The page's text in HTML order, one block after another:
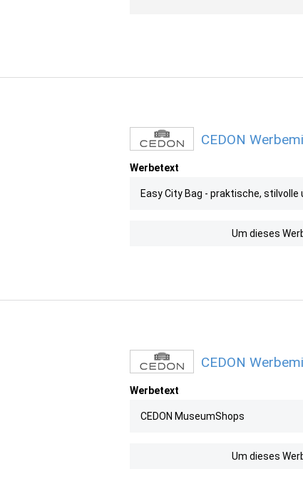
CEDON
Werbetext
Easy City Bag - praktische,
Um dieses
CEDON
Werbetext
CEDON MuseumShops
Um dieses